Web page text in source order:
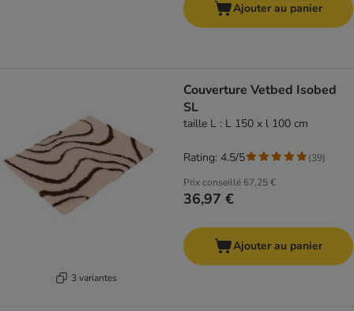
Ajouter au panier
3 variantes
Couverture Vetbed Isobed
SL
taille L : L 150 x l 100 cm
Prix conseillé 67,25 €
36,97 €
Rating: 4.5/5 (39)
Ajouter au panier